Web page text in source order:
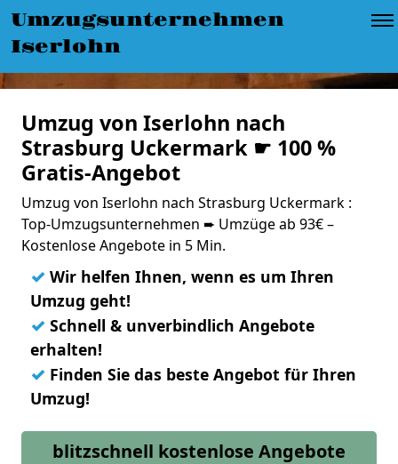
Umzugsunternehmen
Iserlohn
Umzug von Iserlohn nach
Strasburg Uckermark ☛ 100 %
Gratis-Angebot
Umzug von Iserlohn nach Strasburg Uckermark :
Top-Umzugsunternehmen ➨ Umzüge ab 93€ –
Kostenlose Angebote in 5 Min.
✓ Wir helfen Ihnen, wenn es um Ihren
Umzug geht!
✓ Schnell & unverbindlich Angebote
erhalten!
✓ Finden Sie das beste Angebot für Ihren
Umzug!
blitzschnell kostenlose Angebote